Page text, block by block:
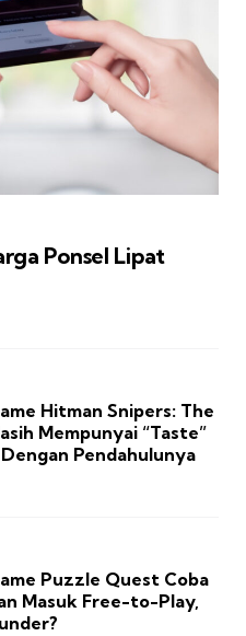
Ponsel Lipat
Hitman Snipers: The
Mempunyai “Taste”
Pendahulunya
Puzzle Quest Coba
Masuk Free-to-Play,